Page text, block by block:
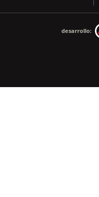
desarrollo: